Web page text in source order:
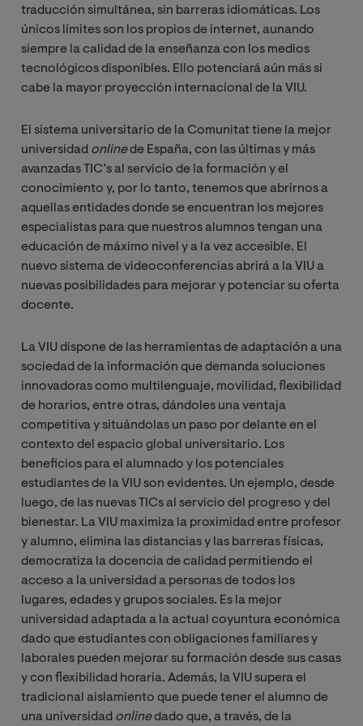
traducción simultánea, sin barreras idiomáticas. Los
únicos límites son los propios de internet, aunando
siempre la calidad de la enseñanza con los medios
tecnológicos disponibles. Ello potenciará aún más si
cabe la mayor proyección internacional de la VIU.
El sistema universitario de la Comunitat tiene la mejor
universidad online de España, con las últimas y más
avanzadas TIC’s al servicio de la formación y el
conocimiento y, por lo tanto, tenemos que abrirnos a
aquellas entidades donde se encuentran los mejores
especialistas para que nuestros alumnos tengan una
educación de máximo nivel y a la vez accesible. El
nuevo sistema de videoconferencias abrirá a la VIU a
nuevas posibilidades para mejorar y potenciar su oferta
docente.
La VIU dispone de las herramientas de adaptación a una
sociedad de la información que demanda soluciones
innovadoras como multilenguaje, movilidad, flexibilidad
de horarios, entre otras, dándoles una ventaja
competitiva y situándolas un paso por delante en el
contexto del espacio global universitario. Los
beneficios para el alumnado y los potenciales
estudiantes de la VIU son evidentes. Un ejemplo, desde
luego, de las nuevas TICs al servicio del progreso y del
bienestar. La VIU maximiza la proximidad entre profesor
y alumno, elimina las distancias y las barreras físicas,
democratiza la docencia de calidad permitiendo el
acceso a la universidad a personas de todos los
lugares, edades y grupos sociales. Es la mejor
universidad adaptada a la actual coyuntura económica
dado que estudiantes con obligaciones familiares y
laborales pueden mejorar su formación desde sus casas
y con flexibilidad horaria. Además, la VIU supera el
tradicional aislamiento que puede tener el alumno de
una universidad onlinedado que, a través, de la